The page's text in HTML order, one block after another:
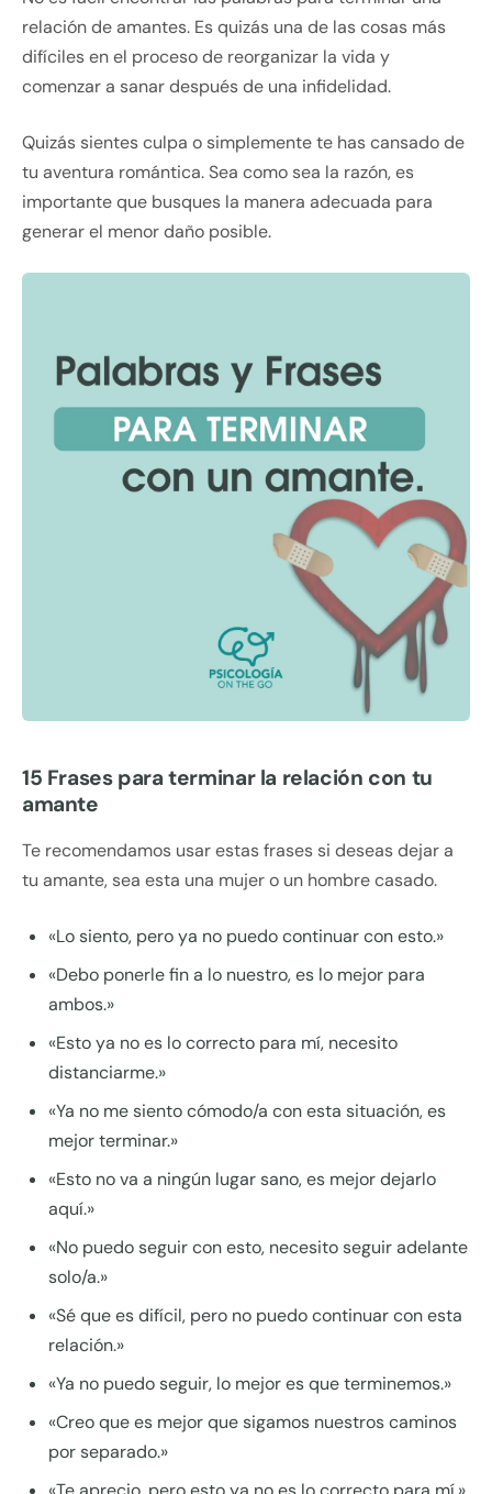
relación de amantes. Es quizás una de las cosas más
difíciles en el proceso de reorganizar la vida y
comenzar a sanar después de una infidelidad.
Quizás sientes culpa o simplemente te has cansado de
tu aventura romántica. Sea como sea la razón, es
importante que busques la manera adecuada para
generar el menor daño posible.
15 Frases para terminar la relación con tu
amante
Te recomendamos usar estas frases si deseas dejar a
tu amante, sea esta una mujer o un hombre casado.
«Lo siento, pero ya no puedo continuar con esto.»
«Debo ponerle fin a lo nuestro, es lo mejor para
ambos.»
«Esto ya no es lo correcto para mí, necesito
distanciarme.»
«Ya no me siento cómodo/a con esta situación, es
mejor terminar.»
«Esto no va a ningún lugar sano, es mejor dejarlo
aquí.»
«No puedo seguir con esto, necesito seguir adelante
solo/a.»
«Sé que es difícil, pero no puedo continuar con esta
relación.»
«Ya no puedo seguir, lo mejor es que terminemos.»
«Creo que es mejor que sigamos nuestros caminos
por separado.»